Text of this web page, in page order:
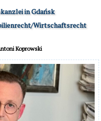
in Gdańsk
Wirtschaftsrecht
Koprowski